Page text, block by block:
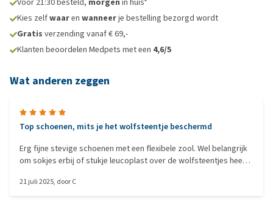
Kies zelfwaaren wanneerje bestelling bezorgd wordt
Gratis verzending vanaf € 69,-
Klanten beoordelen Medpets met een 4,6/5
Wat anderen zeggen
Top schoenen, mits je het wolfsteentje beschermd
Erg fijne stevige schoenen met een flexibele zool. Wel belangrijk
om sokjes erbij of stukje leucoplast over de wolfsteentjes heen
aan
21 juli 2025, doorC